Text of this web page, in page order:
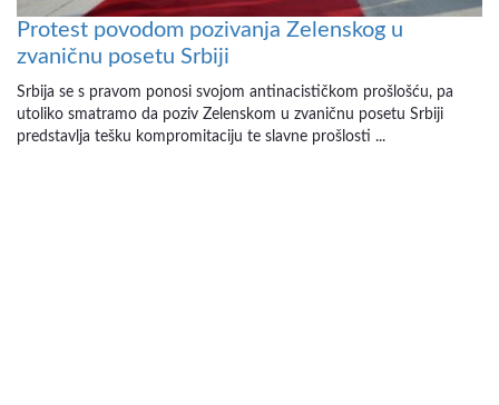
Protest povodom pozivanja Zelenskog u
zvaničnu posetu Srbiji
Srbija se s pravom ponosi svojom antinacističkom prošlošću, pa
utoliko smatramo da poziv Zelenskom u zvaničnu posetu Srbiji
predstavlja tešku kompromitaciju te slavne prošlosti ...